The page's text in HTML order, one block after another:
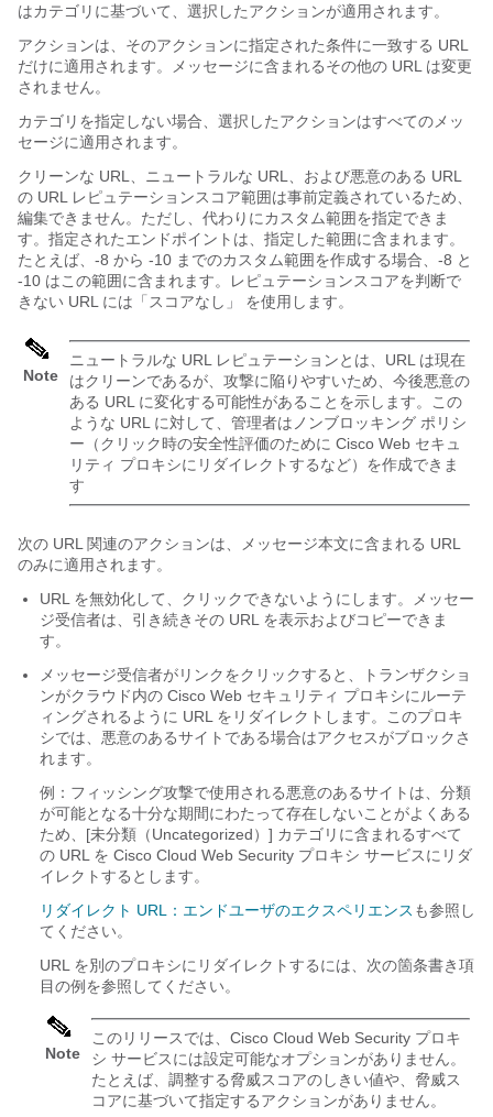
はカテゴリに基づいて、選択したアクションが適用されます。
アクションは、そのアクションに指定された条件に一致する URL
だけに適用されます。メッセージに含まれるその他の URL は変更
されません。
カテゴリを指定しない場合、選択したアクションはすべてのメッ
セージに適用されます。
クリーンな URL、ニュートラルな URL、および悪意のある URL
の URL レピュテーションスコア範囲は事前定義されているため、
編集できません。ただし、代わりにカスタム範囲を指定できま
す。指定されたエンドポイントは、指定した範囲に含まれます。
たとえば、-8 から -10 までのカスタム範囲を作成する場合、-8 と
-10 はこの範囲に含まれます。レピュテーションスコアを判断で
きない URL には 「スコアなし」 を使用します。
Note
ニュートラルな URL レピュテーションとは、URL は現在
はクリーンであるが、攻撃に陥りやすいため、今後悪意の
ある URL に変化する可能性があることを示します。この
ような URL に対して、管理者はノンブロッキング ポリシ
ー（クリック時の安全性評価のために Cisco Web セキュ
リティ プロキシにリダイレクトするなど）を作成できま
す
次の URL 関連のアクションは、メッセージ本文に含まれる URL
のみに適用されます。
URL を無効化して、クリックできないようにします。メッセー
ジ受信者は、引き続きその URL を表示およびコピーできま
す。
メッセージ受信者がリンクをクリックすると、トランザクショ
ンがクラウド内の Cisco Web セキュリティ プロキシにルーテ
ィングされるように URL をリダイレクトします。このプロキ
シでは、悪意のあるサイトである場合はアクセスがブロックさ
れます。
例：フィッシング攻撃で使用される悪意のあるサイトは、分類
が可能となる十分な期間にわたって存在しないことがよくある
ため、[未分類（Uncategorized）] カテゴリに含まれるすべて
の URL を Cisco Cloud Web Security プロキシ サービスにリダ
イレクトするとします。
リダイレクト URL：エンドユーザのエクスペリエンス も参照し
てください。
URL を別のプロキシにリダイレクトするには、次の箇条書き項
目の例を参照してください。
Note
このリリースでは、Cisco Cloud Web Security プロキ
シ サービスには設定可能なオプションがありません。
たとえば、調整する脅威スコアのしきい値や、脅威ス
コアに基づいて指定するアクションがありません。